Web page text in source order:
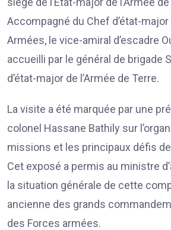
Accompagné du Chef d’état-
Armées, le vice-amiral d’escadre
accueilli par le général de brigade
d’état-major de l’Armée de Terre.
La visite a été marquée par une
colonel Hassane Bathily sur
missions et les principaux défis de
Cet exposé a permis au ministre
la situation générale de cette
ancienne des grands
des Forces armées.